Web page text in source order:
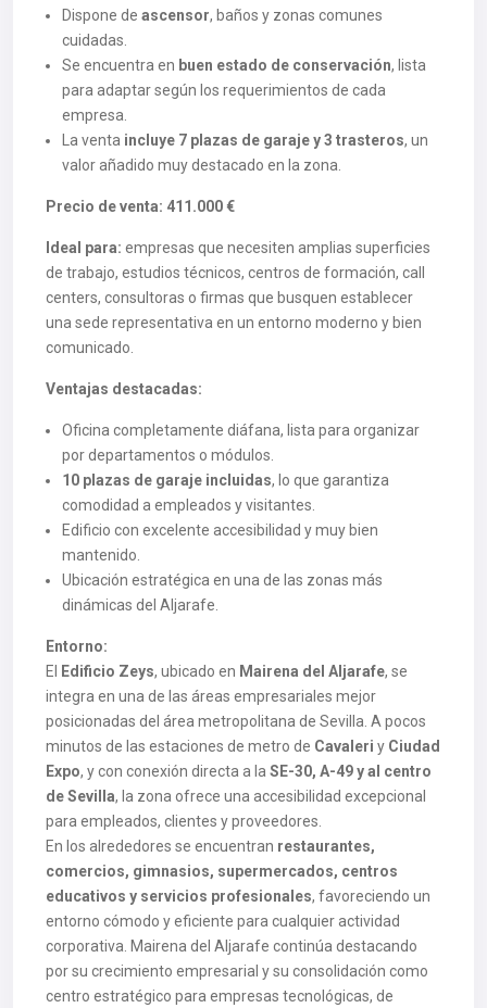
Dispone de ascensor, baños y zonas comunes
cuidadas.
Se encuentra en buen estado de conservación, lista
para adaptar según los requerimientos de cada
empresa.
La venta incluye 7 plazas de garajey3 trasteros, un
valor añadido muy destacado en la zona.
Precio de venta: 411.000 €
Ideal para: empresas que necesiten amplias superficies
de trabajo, estudios técnicos, centros de formación, call
centers, consultoras o firmas que busquen establecer
una sede representativa en un entorno moderno y bien
comunicado.
Ventajas destacadas:
Oficina completamente diáfana, lista para organizar
por departamentos o módulos.
10 plazas de garaje incluidas, lo que garantiza
comodidad a empleados y visitantes.
Edificio con excelente accesibilidad y muy bien
mantenido.
Ubicación estratégica en una de las zonas más
dinámicas del Aljarafe.
Entorno:
El
Edificio Zeys, ubicado en Mairena del Aljarafe, se
integra en una de las áreas empresariales mejor
posicionadas del área metropolitana de Sevilla. A pocos
minutos de las estaciones de metro de Cavaleri y Ciudad
Expo, y con conexión directa a la SE-30, A-49 y al centro
de Sevilla, la zona ofrece una accesibilidad excepcional
para empleados, clientes y proveedores.
En los alrededores se encuentran restaurantes,
comercios, gimnasios, supermercados, centros
educativos y servicios profesionales, favoreciendo un
entorno cómodo y eficiente para cualquier actividad
corporativa. Mairena del Aljarafe continúa destacando
por su crecimiento empresarial y su consolidación como
centro estratégico para empresas tecnológicas, de